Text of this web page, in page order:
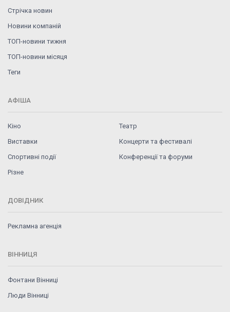
Стрічка новин
Новини компаній
ТОП-новини тижня
ТОП-новини місяця
Теги
АФІША
Кіно
Театр
Виставки
Концерти та фестивалі
Спортивні події
Конференції та форуми
Різне
ДОВІДНИК
Рекламна агенція
ВІННИЦЯ
Фонтани Вінниці
Люди Вінниці